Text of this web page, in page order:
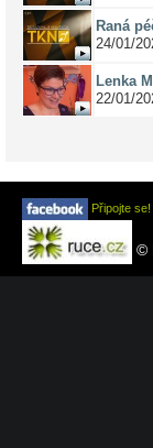
Raná
24/01/
Lenka
22/01/
Připojte se!
©